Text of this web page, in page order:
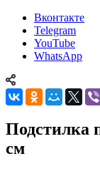
Вконтакте
Telegram
YouTube
WhatsApp
Подстилка
см